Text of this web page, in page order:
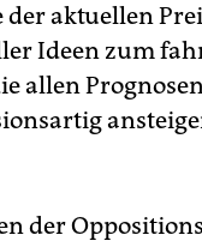
aktuellen
Ideen zum
allen
der